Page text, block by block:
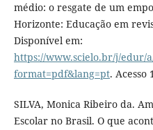
médio: o resgate de um
Horizonte: Educação em
Disponível em:
https://www.scielo.br/j/edur/
format=pdf&lang=pt. Acesso
SILVA, Monica Ribeiro da.
Escolar no Brasil. O que